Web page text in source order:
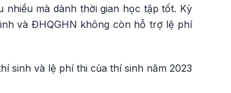
mà dành thời gian học tập tốt. Kỳ
và ĐHQGHN không còn hỗ trợ lệ phí
sinh và lệ phí thi của thí sinh năm 2023